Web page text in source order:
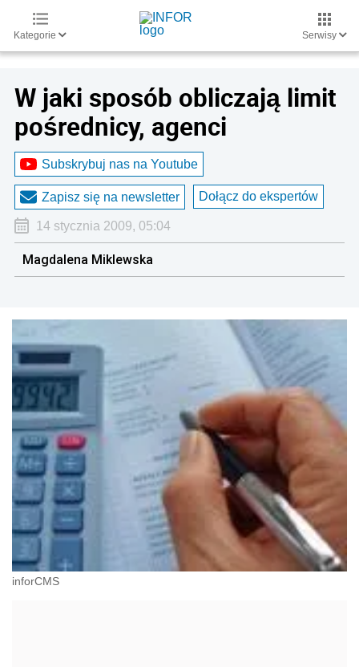
Kategorie Serwisy
W jaki sposób obliczają limit
pośrednicy, agenci
Subskrybuj nas na Youtube
Zapisz się na newsletter Dołącz do ekspertów
14 stycznia 2009, 05:04
Magdalena Miklewska
inforCMS